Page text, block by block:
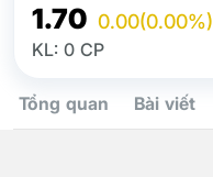
1.70 0.00(0.00%)
KL: 0 CP
Tổng quan Bài viết